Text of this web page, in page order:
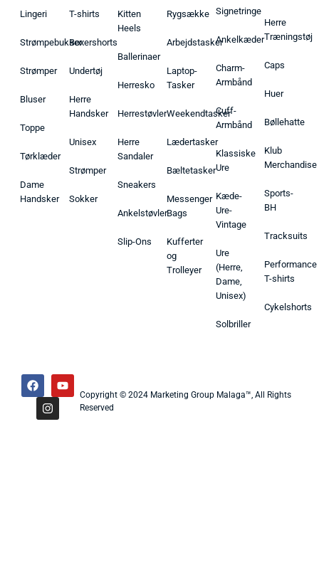
Lingeri
Strømpebukser
Strømper
Bluser
Toppe
Tørklæder
Dame
Handsker
T-shirts
Boxershorts
Undertøj
Herre
Handsker
Unisex
Strømper
Sokker
Kitten
Heels
Ballerinaer
Herresko
Herrestøvler
Herre
Sandaler
Sneakers
Ankelstøvler
Slip-Ons
Rygsække
Arbejdstasker
Laptop-
Tasker
Weekendtasker
Lædertasker
Bæltetasker
Messenger
Bags
Kufferter
og
Trolleyer
Signetringe
Ankelkæder
Charm-
Armbånd
Cuff-
Armbånd
Klassiske
Ure
Kæde-
Ure-
Vintage
Ure
(Herre,
Dame,
Unisex)
Solbriller
Herre
Træningstøj
Caps
Huer
Bøllehatte
Klub
Merchandise
Sports-
BH
Tracksuits
Performance
T-shirts
Cykelshorts
Copyright © 2024 Marketing Group Malaga™, All Rights
Reserved